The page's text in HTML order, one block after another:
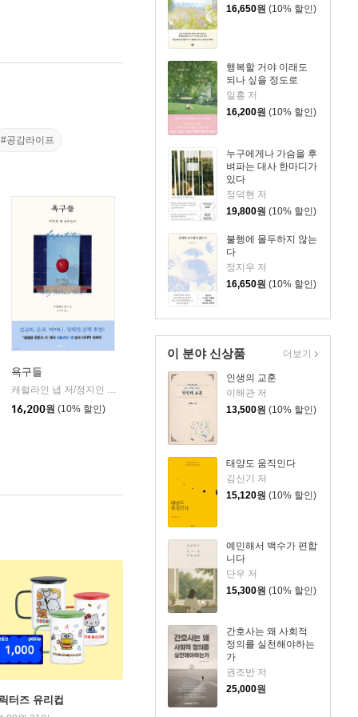
16,650원 (10% 할인)
행복할 거야 이래도
되나 싶을 정도로
일홍 저
16,200원 (10% 할인)
누구에게나 가슴을 후
벼파는 대사 한마디가
있다
정덕현 저
19,800원 (10% 할인)
불행에 몰두하지 않는
다
정지우 저
16,650원 (10% 할인)
이 분야 신상품
인생의 교훈
이해관 저
13,500원 (10% 할인)
태양도 움직인다
김신기 저
15,120원 (10% 할인)
예민해서 백수가 편합
니다
단우 저
15,300원 (10% 할인)
간호사는 왜 사회적
정의를 실천해야하는
가
권조반 저
25,000원
더보기
#공감라이프
욕구들
캐럴라인 냅 저/정지인 역
16,200원 (10% 할인)
터즈 유리컵